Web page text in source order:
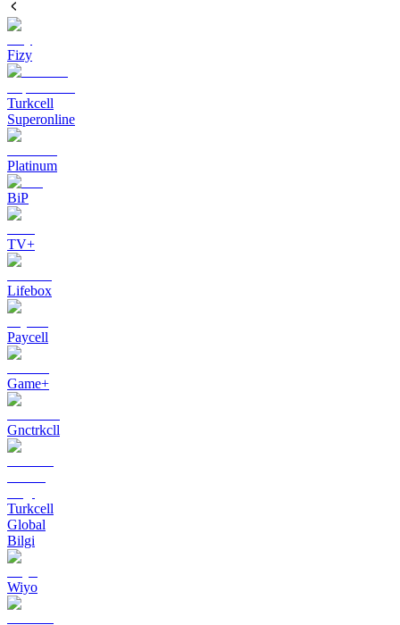
Fizy
Turkcell
Superonline
Platinum
BiP
TV+
Lifebox
Paycell
Game+
Gnctrkcll
Turkcell
Global
Bilgi
Wiyo